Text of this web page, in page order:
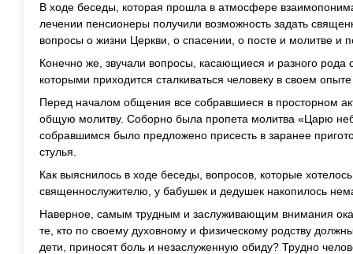
В ходе беседы, которая прошла в атмосфере
лечении пенсионеры получили возможность задать
вопросы о жизни Церкви, о спасении, о посте и молитве и
Конечно же, звучали вопросы, касающиеся и разного рода
которыми приходится сталкиваться человеку в своем
Перед началом общения все собравшиеся в просторном
общую молитву. Соборно была пропета молитва «Царю
собравшимся было предложено присесть в заранее
стулья.
Как выяснилось в ходе беседы, вопросов, которые
священнослужителю, у бабушек и дедушек накопилось
Наверное, самым трудным и заслуживающим внимания
те, кто по своему духовному и физическому родству
дети, приносят боль и незаслуженную обиду? Трудно